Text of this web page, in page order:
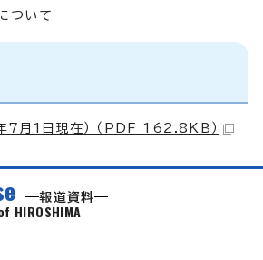
ついて
7月1日現在） （PDF 162.8KB）
報道資料
HIROSHIMA